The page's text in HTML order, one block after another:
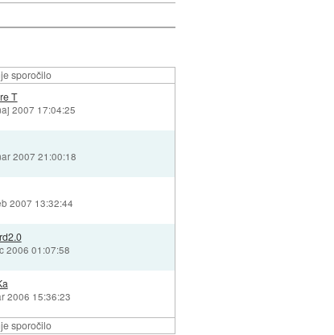
sporočilo
sporočilo
T
2007 17:04:25
2007 21:00:18
2007 13:32:44
2006 01:07:58
2006 15:36:23